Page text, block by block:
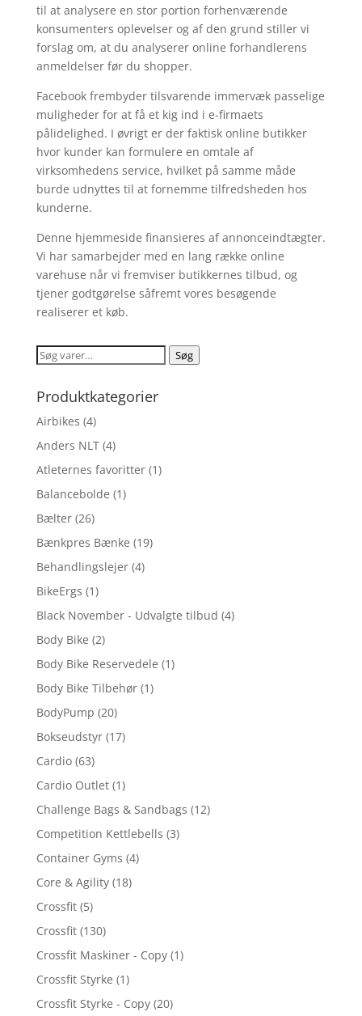
til at analysere en stor portion forhenværende
konsumenters oplevelser og af den grund stiller vi
forslag om, at du analyserer online forhandlerens
anmeldelser før du shopper.
Facebook frembyder tilsvarende immervæk passelige
muligheder for at få et kig ind i e-firmaets
pålidelighed. I øvrigt er der faktisk online butikker
hvor kunder kan formulere en omtale af
virksomhedens service, hvilket på samme måde
burde udnyttes til at fornemme tilfredsheden hos
kunderne.
Denne hjemmeside finansieres af annonceindtægter.
Vi har samarbejder med en lang række online
varehuse når vi fremviser butikkernes tilbud, og
tjener godtgørelse såfremt vores besøgende
realiserer et køb.
Søg
Søg
Produktkategorier
Airbikes (4)
Anders NLT (4)
Atleternes favoritter (1)
Balancebolde (1)
Bælter (26)
Bænkpres Bænke (19)
Behandlingslejer (4)
BikeErgs (1)
Black November - Udvalgte tilbud (4)
Body Bike (2)
Body Bike Reservedele (1)
Body Bike Tilbehør (1)
BodyPump (20)
Bokseudstyr (17)
Cardio (63)
Cardio Outlet (1)
Challenge Bags & Sandbags (12)
Competition Kettlebells (3)
Container Gyms (4)
Core & Agility (18)
Crossfit (5)
Crossfit (130)
Crossfit Maskiner - Copy (1)
Crossfit Styrke (1)
Crossfit Styrke - Copy (20)